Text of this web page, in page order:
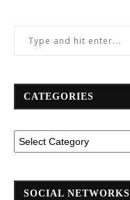
CATEGORIES
SOCIAL NETWORKS